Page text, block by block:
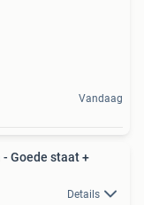
Vandaag
- Goede staat +
Details